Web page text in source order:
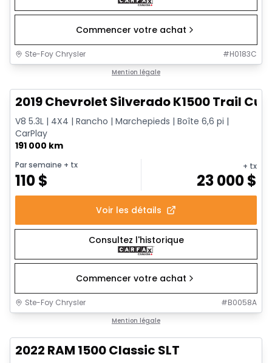
Commencer votre achat
Ste-Foy Chrysler #H0183C
Mention légale
2019 Chevrolet Silverado K1500 Trail
V8 5.3L | 4X4 | Rancho | Marchepieds | Boîte 6,6 pi |
CarPlay
191 000 km
Par semaine + tx
110$
+ tx
23 000$
Voir les détails
Consultez l'historique
Commencer votre achat
Ste-Foy Chrysler #B0058A
Mention légale
2022 RAM 1500 Classic SLT